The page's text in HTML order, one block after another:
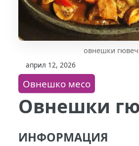
овнешки гювеч
април 12, 2026
Овнешко месо
Овнешки
ИНФОРМАЦИЯ